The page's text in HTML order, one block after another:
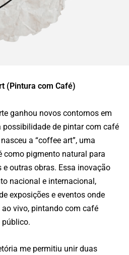
(Pintura com Café)
ganhou novos contornos em
possibilidade de pintar com café
a “coffee art”, uma
como pigmento natural para
outras obras. Essa inovação
nacional e internacional,
exposições e eventos onde
vivo, pintando com café
me permitiu unir duas